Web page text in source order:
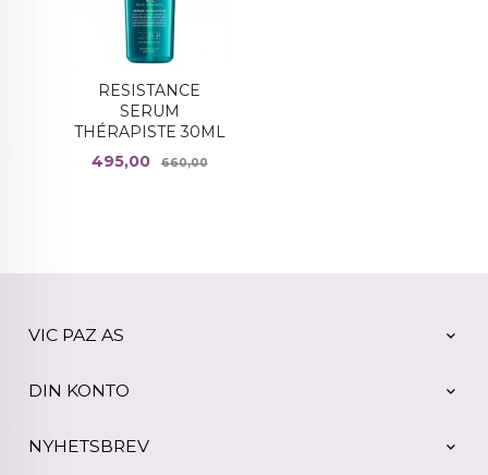
RESISTANCE
SERUM
THÉRAPISTE 30ML
Tilbud
495,00 660,00Rabatt
VIC PAZ AS
DIN KONTO
NYHETSBREV